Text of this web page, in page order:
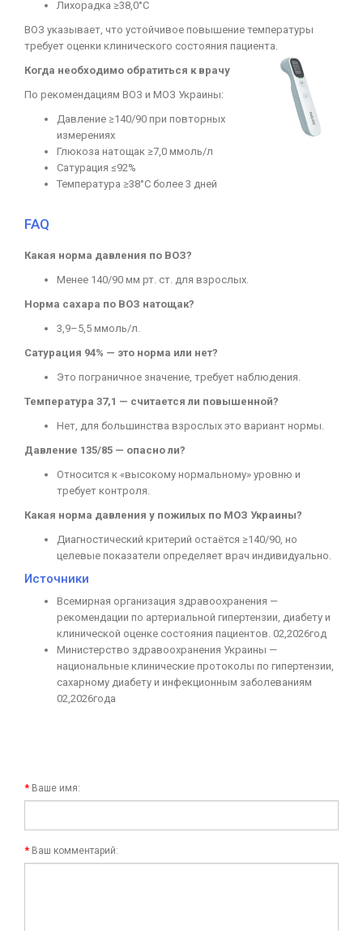
Лихорадка ≥38,0°C
ВОЗ указывает, что устойчивое повышение температуры
требует оценки клинического состояния пациента.
Когда необходимо обратиться к врачу
По рекомендациям ВОЗ и МОЗ Украины:
Давление ≥140/90 при повторных
измерениях
Глюкоза натощак ≥7,0 ммоль/л
Сатурация ≤92%
Температура ≥38°C более 3 дней
FAQ
Какая норма давления по ВОЗ?
Менее 140/90 мм рт. ст. для взрослых.
Норма сахара по ВОЗ натощак?
3,9–5,5 ммоль/л.
Сатурация 94% — это норма или нет?
Это пограничное значение, требует наблюдения.
Температура 37,1 — считается ли повышенной?
Нет, для большинства взрослых это вариант нормы.
Давление 135/85 — опасно ли?
Относится к «высокому нормальному» уровню и
требует контроля.
Какая норма давления у пожилых по МОЗ Украины?
Диагностический критерий остаётся ≥140/90, но
целевые показатели определяет врач индивидуально.
Источники
Всемирная организация здравоохранения —
рекомендации по артериальной гипертензии, диабету и
клинической оценке состояния пациентов. 02,2026год
Министерство здравоохранения Украины —
национальные клинические протоколы по гипертензии,
сахарному диабету и инфекционным заболеваниям
02,2026года
Ваше имя:
Ваш комментарий: